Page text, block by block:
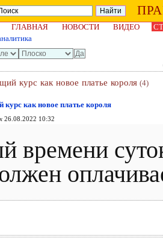
ГЛАВНАЯ НОВОСТИ ВИДЕО
курс как новое платье короля (4)
как новое платье короля
26.08.2022 10:32
времени